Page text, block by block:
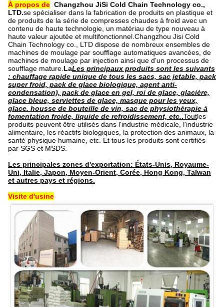
À propos de Changzhou JiSi Cold Chain Technology co.,
LTD.se spécialiser dans la fabrication de produits en plastique et
de produits de la série de compresses chaudes à froid avec un
contenu de haute technologie, un matériau de type nouveau à
haute valeur ajoutée et multifonctionnel.Changzhou Jisi Cold
Chain Technology co., LTD dispose de nombreux ensembles de
machines de moulage par soufflage automatiques avancées, de
machines de moulage par injection ainsi que d'un processus de
soufflage mature.LaLes principaux produits sont les suivants
: chauffage rapide unique de tous les sacs, sac jetable, pack
super froid, pack de glace biologique, agent anti-
condensation), pack de glace en gel, roi de glace, glacière,
glace bleue, serviettes de glace, masque pour les yeux,
glace. housse de bouteille de vin, sac de physiothérapie à
fomentation froide, liquide de refroidissement, etc..Toutles
produits peuvent être utilisés dans l'industrie médicale, l'industrie
alimentaire, les réactifs biologiques, la protection des animaux, la
santé physique humaine, etc. Et tous les produits sont certifiés
par SGS et MSDS.
Les principales zones d'exportation: États-Unis, Royaume-
Uni, Italie, Japon, Moyen-Orient, Corée, Hong Kong, Taïwan
et autres pays et régions.
Visite d'usine